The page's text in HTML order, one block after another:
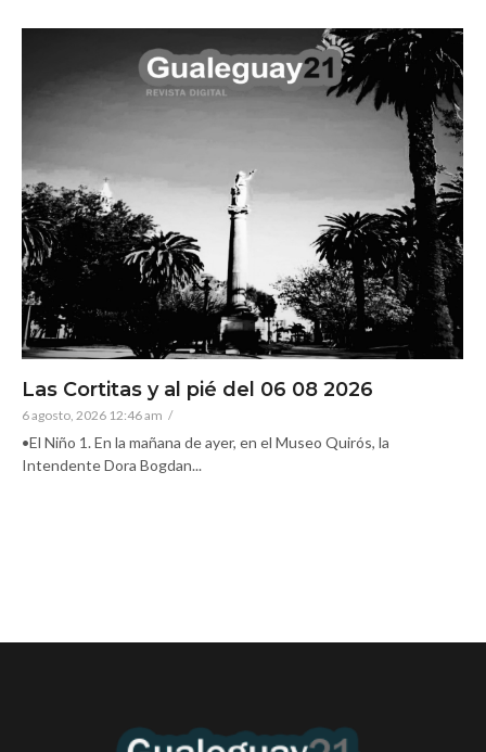
Las Cortitas y al pié del 06 08 2026
6 agosto, 2026 12:46 am /
•El Niño 1. En la mañana de ayer, en el Museo Quirós, la
Intendente Dora Bogdan...